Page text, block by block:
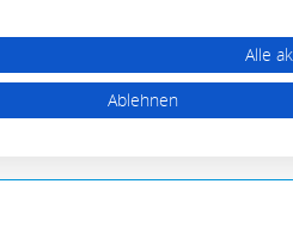
03
Mo -
Alle
Ablehnen